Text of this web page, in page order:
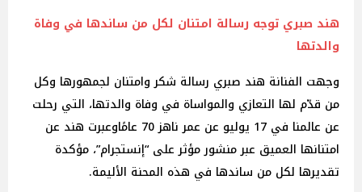
هند صبري توجه رسالة امتنان لكل من ساندها في وفاة
والدتها‎
وجهت الفنانة هند صبري رسالة شكر وامتنان لجمهورها وكل
من قدّم لها التعازي والمواساة في وفاة والدتها، التي رحلت
عن عالمنا في 17 يوليو عن عمر ناهز 70 عامًاوعبرت هند عن
امتنانها العميق عبر منشور مؤثر على “إنستجرام”، مؤكدة
تقديرها لكل من ساندها في هذه المحنة الأليمة.